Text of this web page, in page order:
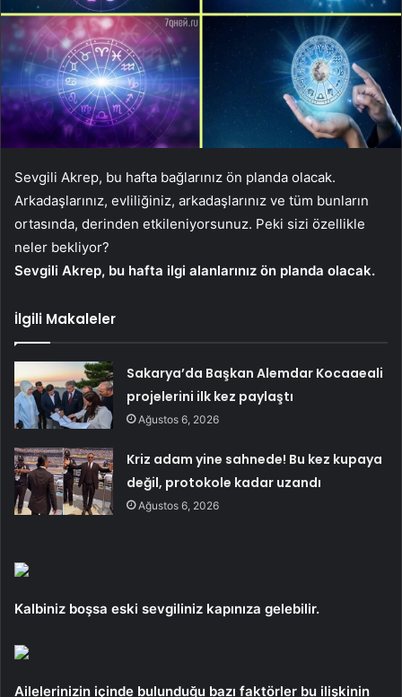
Sevgili Akrep, bu hafta bağlarınız ön planda olacak.
Arkadaşlarınız, evliliğiniz, arkadaşlarınız ve tüm bunların
ortasında, derinden etkileniyorsunuz. Peki sizi özellikle
neler bekliyor?
Sevgili Akrep, bu hafta ilgi alanlarınız ön planda olacak.
İlgili Makaleler
Sakarya’da Başkan Alemdar Kocaaeali
projelerini ilk kez paylaştı
Ağustos 6, 2026
Kriz adam yine sahnede! Bu kez kupaya
değil, protokole kadar uzandı
Ağustos 6, 2026
Kalbiniz boşsa eski sevgiliniz kapınıza gelebilir.
Ailelerinizin içinde bulunduğu bazı faktörler bu ilişkinin